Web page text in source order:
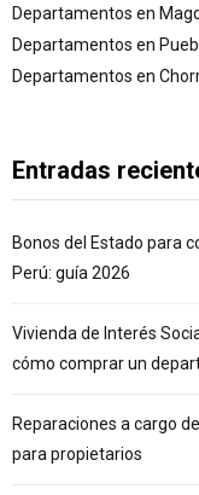
Departamentos en
Departamentos en
Departamentos en
Entradas
Bonos del Estado para
Perú: guía 2026
Vivienda de Interés
cómo comprar un
Reparaciones a cargo
para propietarios